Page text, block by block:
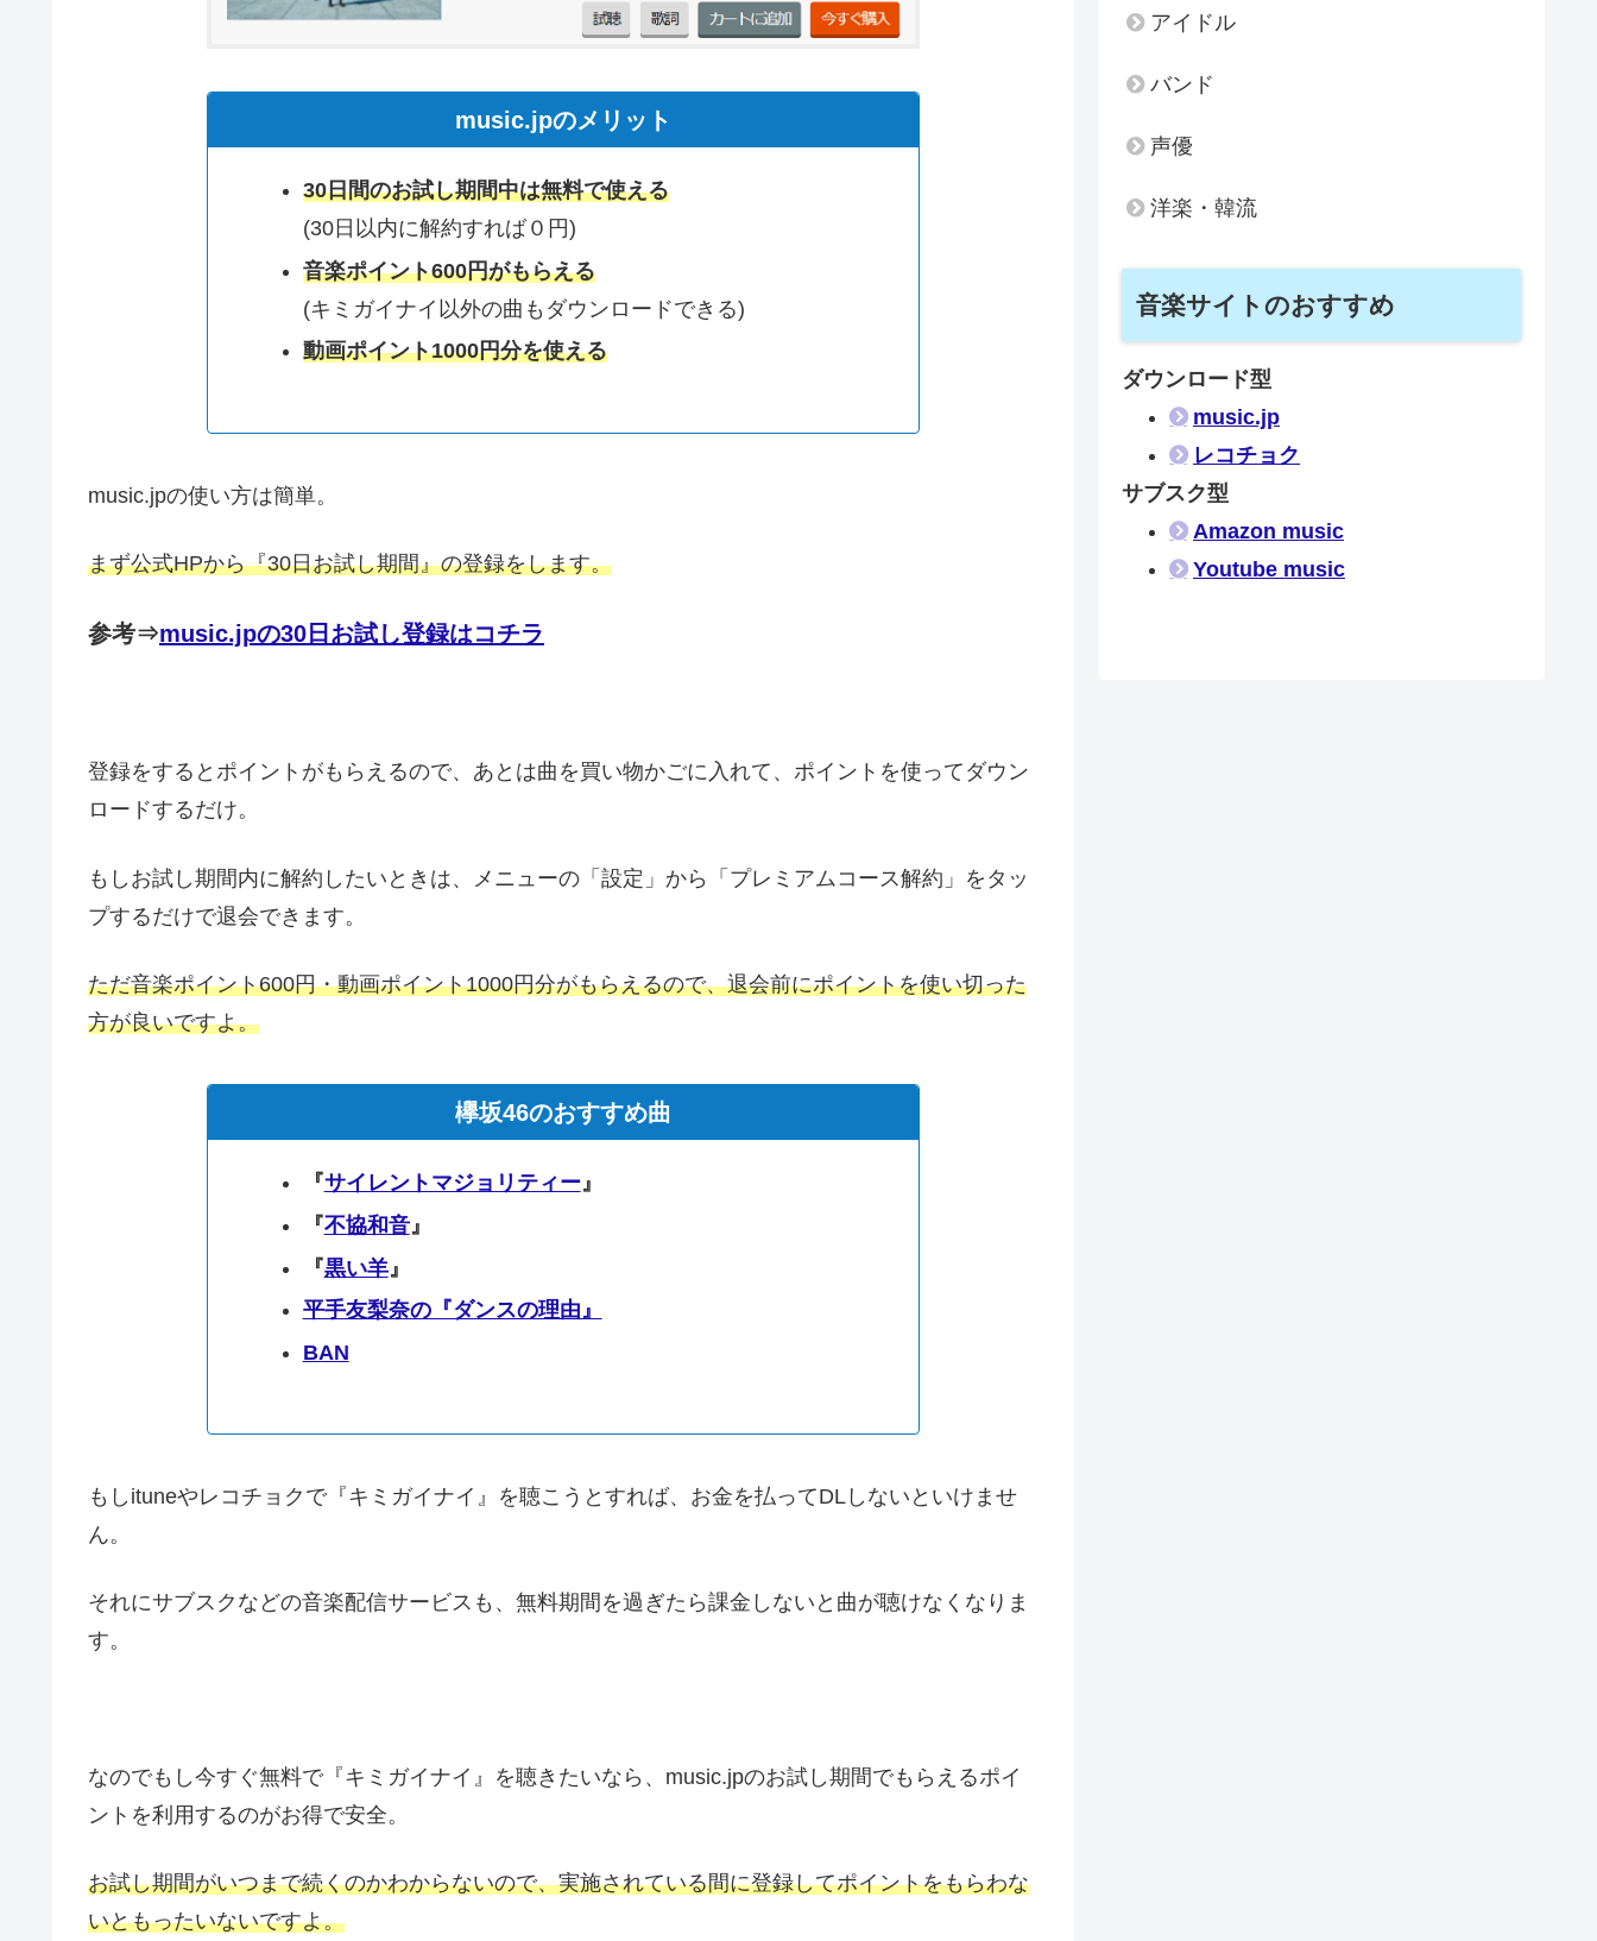
music.jpのメリット
30日間のお試し期間中は無料で使える
(30日以内に解約すれば０円)
音楽ポイント600円がもらえる
(キミガイナイ以外の曲もダウンロードできる)
動画ポイント1000円分を使える
music.jpの使い方は簡単。
まず公式HPから『30日お試し期間』の登録をします。
参考⇒music.jpの30日お試し登録はコチラ
登録をするとポイントがもらえるので、あとは曲を買い物かごに入れて、ポイントを使ってダウン
ロードするだけ。
もしお試し期間内に解約したいときは、メニューの「設定」から「プレミアムコース解約」をタッ
プするだけで退会できます。
ただ音楽ポイント600円・動画ポイント1000円分がもらえるので、退会前にポイントを使い切った
方が良いですよ。
欅坂46のおすすめ曲
『サイレントマジョリティー』
『不協和音』
『黒い羊』
平手友梨奈の『ダンスの理由』
BAN
もしituneやレコチョクで『キミガイナイ』を聴こうとすれば、お金を払ってDLしないといけませ
ん。
それにサブスクなどの音楽配信サービスも、無料期間を過ぎたら課金しないと曲が聴けなくなりま
す。
なのでもし今すぐ無料で『キミガイナイ』を聴きたいなら、music.jpのお試し期間でもらえるポイ
ントを利用するのがお得で安全。
お試し期間がいつまで続くのかわからないので、実施されている間に登録してポイントをもらわな
いともったいないですよ。
アイドル
バンド
声優
洋楽・韓流
音楽サイトのおすすめ
ダウンロード型
music.jp
レコチョク
サブスク型
Amazon music
Youtube music